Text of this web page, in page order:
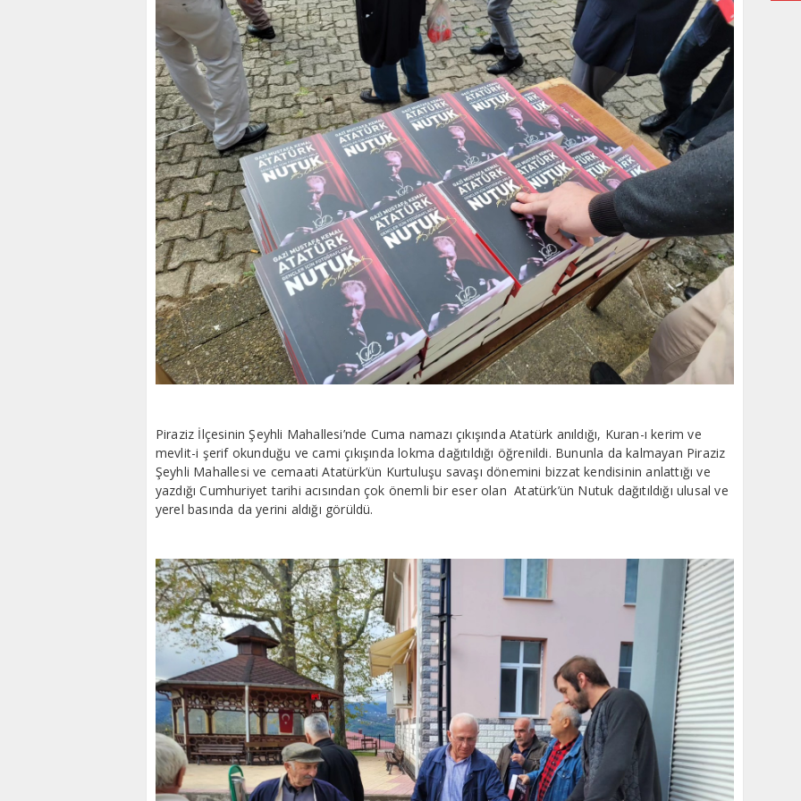
Piraziz İlçesinin Şeyhli Mahallesi’nde Cuma namazı çıkışında Atatürk anıldığı, Kuran-ı kerim ve
mevlit-i şerif okunduğu ve cami çıkışında lokma dağıtıldığı öğrenildi. Bununla da kalmayan Piraziz
Şeyhli Mahallesi ve cemaati Atatürk’ün Kurtuluşu savaşı dönemini bizzat kendisinin anlattığı ve
yazdığı Cumhuriyet tarihi acısından çok önemli bir eser olan Atatürk’ün Nutuk dağıtıldığı ulusal ve
yerel basında da yerini aldığı görüldü.